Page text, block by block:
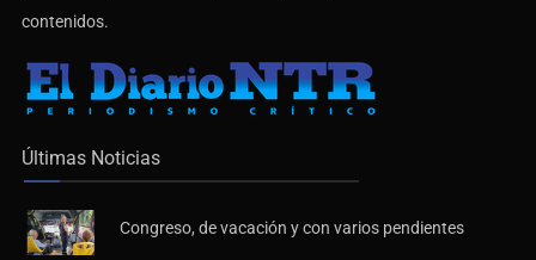
contenidos.
Últimas Noticias
Congreso, de vacación y con varios pendientes